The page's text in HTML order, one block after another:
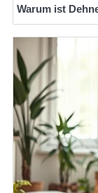
Warum ist